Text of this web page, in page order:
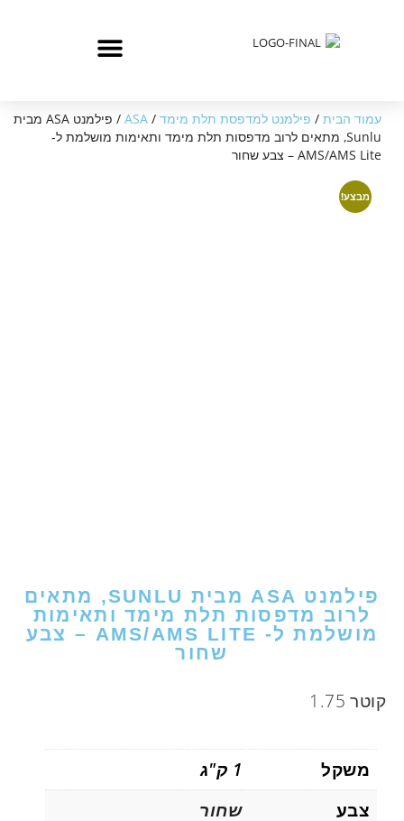
עמוד הבית / פילמנט למדפסת תלת מימד /
ASA
/ פילמנט ASA מבית
Sunlu, מתאים לרוב מדפסות תלת מימד ותאימות מושלמת ל-
AMS/AMS Lite – צבע שחור
מבצע!
פילמנט ASA מבית SUNLU, מתאים
לרוב מדפסות תלת מימד ותאימות
מושלמת ל- AMS/AMS LITE – צבע
שחור
קוטר 1.75
משקל
1 ק"ג
צבע
שחור